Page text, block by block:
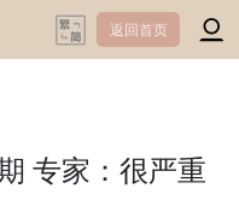
返回首页
专家：很严重